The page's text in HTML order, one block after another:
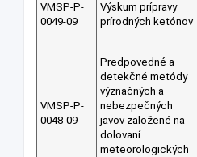
VMSP-P-
0049-09
Výskum prípravy
prírodných ketónov
VMSP-P-
0048-09
Predpovedné a
detekčné metódy
význačných a
nebezpečných
javov založené na
dolovaní
meteorologických